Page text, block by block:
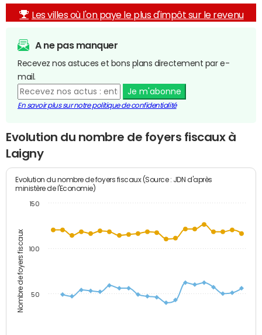
Les villes où l'on paye le plus d'impôt sur le revenu
A ne pas manquer
Recevez nos astuces et bons plans directement par e-
mail.
Je m'abonne
En savoir plus sur notre politique de confidentialité
Evolution du nombre de foyers fiscaux à
Laigny
Nombre de foyers fiscaux
Evolution du nombre de foyers fiscaux (Source : JDN d'après
ministère de l'Economie)
50
100
150